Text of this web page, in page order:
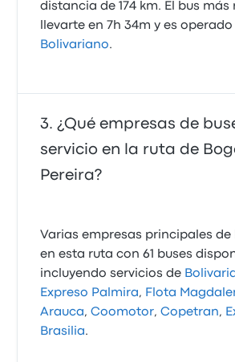
Raquel D.
13 de abril de 2017
5.0 de 5 estrellas
Luis Alejandro Q.
2 de noviembre de 2016
distancia de 174 km. El bus
llevarte en 7h 34m y es
Bolivariano.
¿Qué empresas de
servicio en la ruta de
Pereira?
Varias empresas principales de
en esta ruta con 61 buses
incluyendo servicios de
Expreso Palmira, Flota
Arauca,Coomotor,Copetran,
Brasilia.